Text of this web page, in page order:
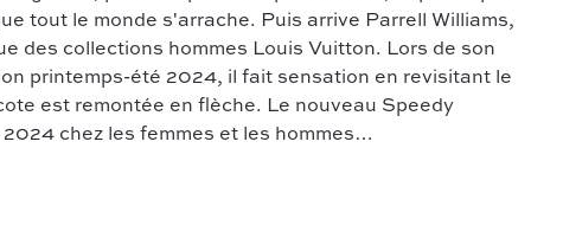
tout le monde s'arrache. Puis arrive Parrell Williams,
des collections hommes Louis Vuitton. Lors de son
printemps-été 2024, il fait sensation en revisitant le
est remontée en flèche. Le nouveau Speedy
2024 chez les femmes et les hommes…